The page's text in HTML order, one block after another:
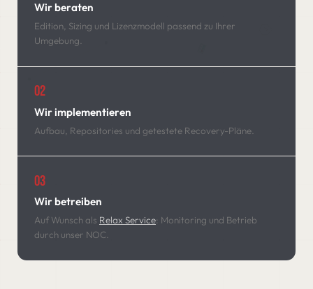
Wir beraten
Edition, Sizing und Lizenzmodell passend zu Ihrer
Umgebung.
02
Wir implementieren
Aufbau, Repositories und getestete Recovery-Pläne.
03
Wir betreiben
Auf Wunsch als Relax Service: Monitoring und Betrieb
durch unser NOC.